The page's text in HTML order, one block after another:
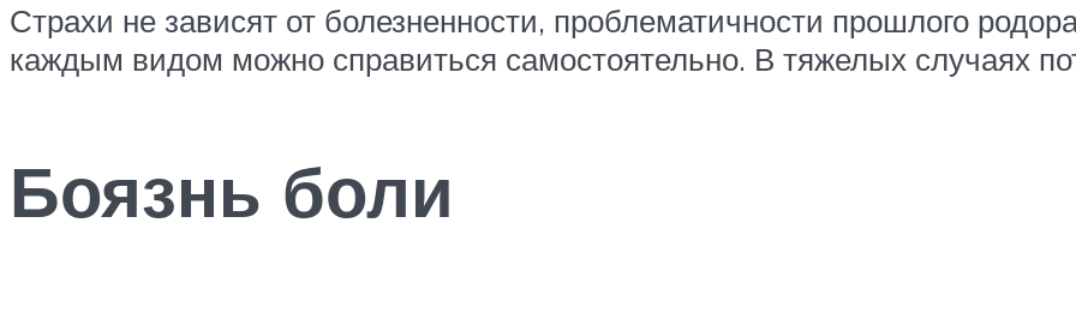
Страхи не зависят от болезненности, проблематичности прошлого
каждым видом можно справиться самостоятельно. В тяжелых случаях
Боязнь боли